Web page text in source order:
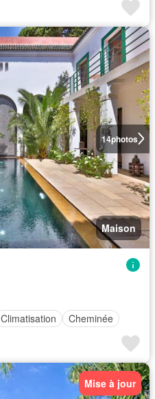
14photos
Maison
Climatisation Cheminée
Mise à jour